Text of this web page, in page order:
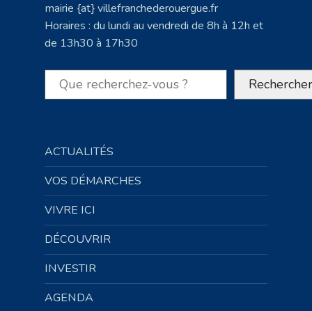
mairie {at} villefranchederouergue.fr
Horaires : du lundi au vendredi de 8h à 12h et
de 13h30 à 17h30
Rechercher Rechercher
ACTUALITÉS
VOS DÉMARCHES
VIVRE ICI
DÉCOUVRIR
INVESTIR
AGENDA